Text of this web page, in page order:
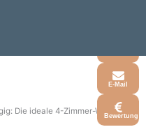
E-Mail
Bewertung
Die ideale 4-Zimmer-Wohnung